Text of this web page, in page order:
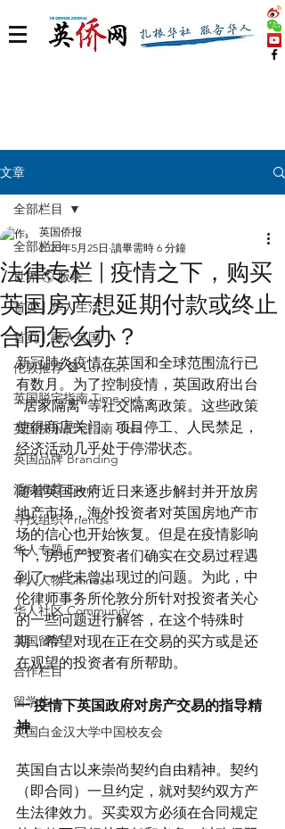
文章
全部栏目
世界 🌎 版块
首页丨华人生活
首页丨融入英国
伦敦推荐 🎡 London
英国脱宅指南 Time out
英国快乐肥宅指南 Cola
英国品牌 Branding
活动推荐 Event
寻找组织 Friends
华人专题 Feature
华人人物 Chinese
华人社区 Community
英国留学
合作栏目
留学生
英国白金汉大学中国校友会
全部栏目
法律专栏 | 疫情之下，购买
英国房产想延期付款或终止
合同怎么办？
英国侨报
2020年5月25日 讀畢需時 6 分鐘
新冠肺炎疫情在英国和全球范围流行已
有数月。为了控制疫情，英国政府出台
“居家隔离”等社交隔离政策。这些政策
使得商店关门、项目停工、人民禁足，
经济活动几乎处于停滞状态。
随着英国政府近日来逐步解封并开放房
地产市场，海外投资者对英国房地产市
场的信心也开始恢复。但是在疫情影响
下，房地产投资者们确实在交易过程遇
到了一些未曾出现过的问题。为此，中
伦律师事务所伦敦分所针对投资者关心
的一些问题进行解答，在这个特殊时
期，希望对现在正在交易的买方或是还
在观望的投资者有所帮助。
一 疫情下英国政府对房产交易的指导精
神
英国自古以来崇尚契约自由精神。契约
（即合同）一旦约定，就对契约双方产
生法律效力。买卖双方必须在合同规定